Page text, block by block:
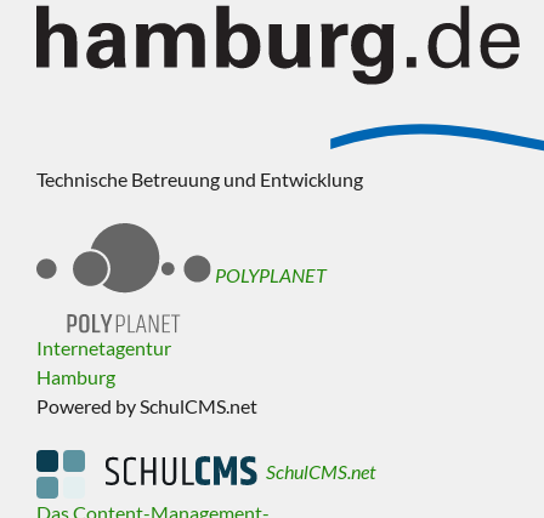
Technische Betreuung und Entwicklung
POLYPLANET
Internetagentur
Hamburg
Powered by SchulCMS.net
SchulCMS.net
Das Content-Management-